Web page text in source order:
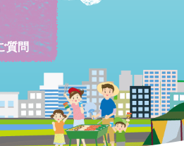
質問